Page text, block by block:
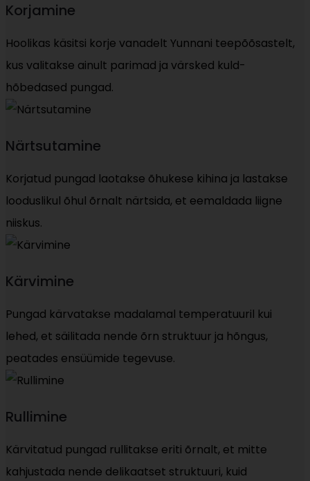
Korjamine
Hoolikas käsitsi korje vanadelt Yunnani teepõõsastelt,
kus valitakse ainult parimad ja värsked kuld-
hõbedased pungad.
Närtsutamine
Korjatud pungad laotakse õhukese kihina ja lastakse
looduslikul õhul õrnalt närtsida, et eemaldada liigne
niiskus.
Kärvimine
Pungad kärvatakse madalamal temperatuuril kui
lehed, et säilitada nende õrn struktuur ja hõngus,
peatades ensüümide tegevuse.
Rullimine
Kärvitatud pungad rullitakse eriti õrnalt, et mitte
kahjustada nende delikaatset struktuuri, kuid